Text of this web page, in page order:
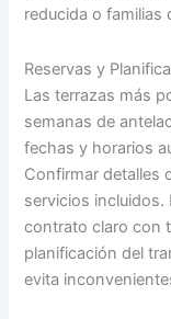
reducida o familias
Reservas y
Las terrazas más
semanas de
fechas y horarios
Confirmar detalles
servicios incluidos.
contrato claro con
planificación del
evita